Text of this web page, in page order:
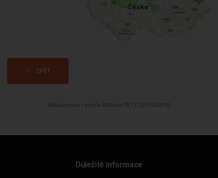
ZPĚT
Aktualizováno z portálu ARES dne 03.12.2025 06:00:02
Důležité informace